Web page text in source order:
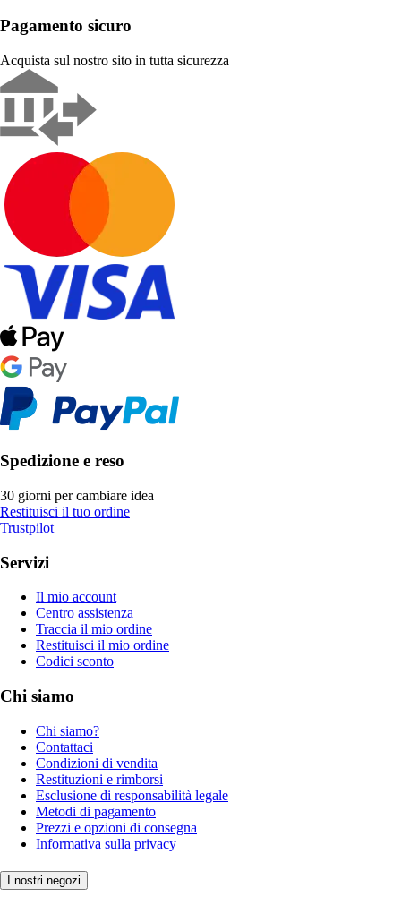
Pagamento sicuro
Acquista sul nostro sito in tutta sicurezza
Spedizione e reso
30 giorni per cambiare idea
Restituisci il tuo ordine
Trustpilot
Servizi
Il mio account
Centro assistenza
Traccia il mio ordine
Restituisci il mio ordine
Codici sconto
Chi siamo
Chi siamo?
Contattaci
Condizioni di vendita
Restituzioni e rimborsi
Esclusione di responsabilità legale
Metodi di pagamento
Prezzi e opzioni di consegna
Informativa sulla privacy
I nostri negozi